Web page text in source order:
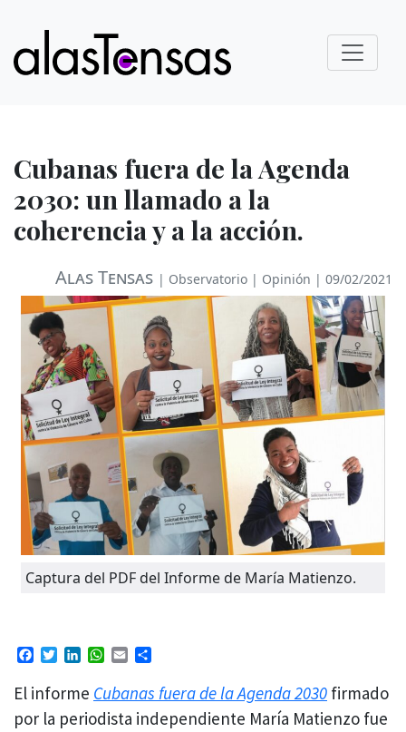
Cubanas fuera de la Agenda
2030: un llamado a la
coherencia y a la acción.
Alas Tensas | Observatorio | Opinión | 09/02/2021
Captura del PDF del Informe de María Matienzo.
Facebook
TwitterLinkedIn
WhatsApp
Email
El informe Cubanas fuera de la Agenda 2030 firmado
por la periodista independiente María Matienzo fue